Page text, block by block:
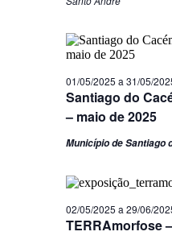
Santiago do
– maio de 2025
01/05/2025 a 31/05/
Município de Santiago
TERRAmorfose
02/05/2025 a 29/06/